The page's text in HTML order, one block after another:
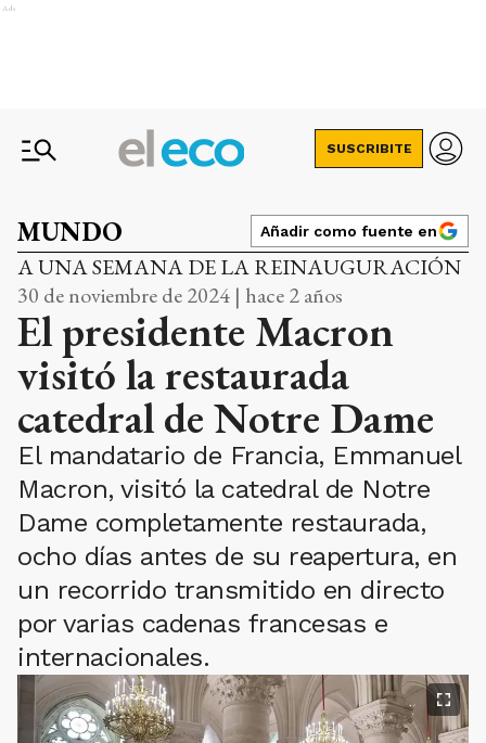
Ads
SUSCRIBITE
MUNDO Añadir como fuente en
A UNA SEMANA DE LA REINAUGURACIÓN
30 de noviembre de 2024 | hace 2 años
El presidente Macron
visitó la restaurada
catedral de Notre Dame
El mandatario de Francia, Emmanuel
Macron, visitó la catedral de Notre
Dame completamente restaurada,
ocho días antes de su reapertura, en
un recorrido transmitido en directo
por varias cadenas francesas e
internacionales.